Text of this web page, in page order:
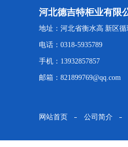
河北德吉特柜业有限
地址：河北省衡水高 新区
电话：0318-5935789
手机：13932857857
邮箱：821899769@qq.com
网站首页 公司简介